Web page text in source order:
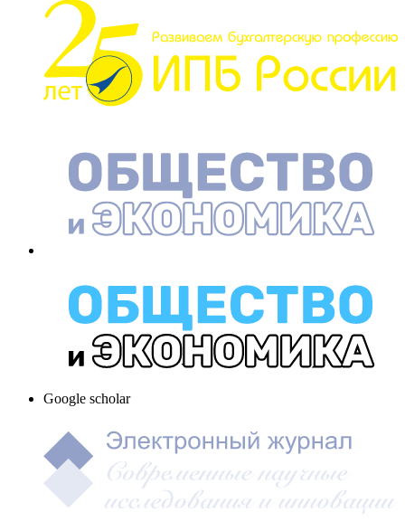
Google scholar